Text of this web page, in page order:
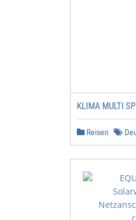
33.4-
KLIMA MULTI
Reisen